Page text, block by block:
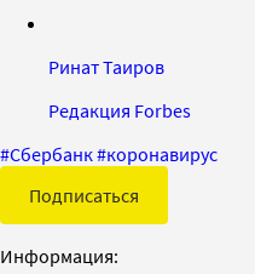
Ринат Таиров
Редакция Forbes
#Сбербанк#коронавирус
Подписаться
Информация: